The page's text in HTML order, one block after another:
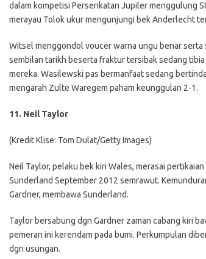
dalam kompetisi Perserikatan Jupiler menggulung
merayau Tolok ukur mengunjungi bek Anderlecht
Witsel menggondol voucer warna ungu benar
sembilan tarikh beserta fraktur tersibak sedang
mereka. Wasilewski pas bermanfaat sedang
mengarah Zulte Waregem paham keunggulan 2-1.
11. Neil Taylor
(Kredit Klise: Tom Dulat/Getty Images)
Neil Taylor, pelaku bek kiri Wales, merasai
Sunderland September 2012 semrawut.
Gardner, membawa Sunderland.
Taylor bersabung dgn Gardner zaman cabang kiri
pemeran ini kerendam pada bumi. Perkumpulan
dgn usungan.